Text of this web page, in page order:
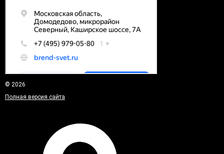
© 2026
Полная версия сайта